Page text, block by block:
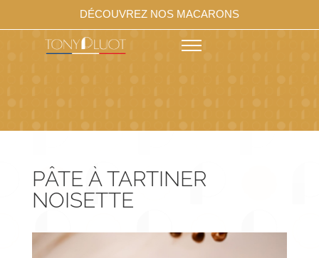
DÉCOUVREZ NOS MACARONS
PÂTE À TARTINER
NOISETTE